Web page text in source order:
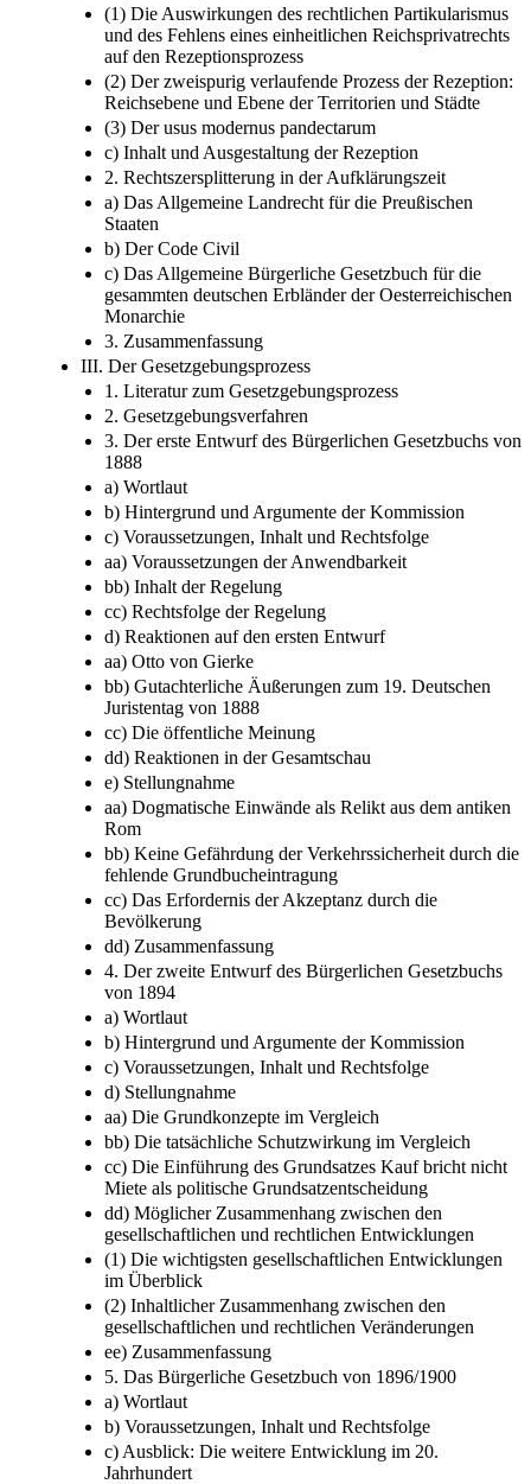
(1) Die Auswirkungen des rechtlichen Partikularismus
und des Fehlens eines einheitlichen Reichsprivatrechts
auf den Rezeptionsprozess
(2) Der zweispurig verlaufende Prozess der Rezeption:
Reichsebene und Ebene der Territorien und Städte
(3) Der usus modernus pandectarum
c) Inhalt und Ausgestaltung der Rezeption
2. Rechtszersplitterung in der Aufklärungszeit
a) Das Allgemeine Landrecht für die Preußischen
Staaten
b) Der Code Civil
c) Das Allgemeine Bürgerliche Gesetzbuch für die
gesammten deutschen Erbländer der Oesterreichischen
Monarchie
3. Zusammenfassung
III. Der Gesetzgebungsprozess
1. Literatur zum Gesetzgebungsprozess
2. Gesetzgebungsverfahren
3. Der erste Entwurf des Bürgerlichen Gesetzbuchs von
1888
a) Wortlaut
b) Hintergrund und Argumente der Kommission
c) Voraussetzungen, Inhalt und Rechtsfolge
aa) Voraussetzungen der Anwendbarkeit
bb) Inhalt der Regelung
cc) Rechtsfolge der Regelung
d) Reaktionen auf den ersten Entwurf
aa) Otto von Gierke
bb) Gutachterliche Äußerungen zum 19. Deutschen
Juristentag von 1888
cc) Die öffentliche Meinung
dd) Reaktionen in der Gesamtschau
e) Stellungnahme
aa) Dogmatische Einwände als Relikt aus dem antiken
Rom
bb) Keine Gefährdung der Verkehrssicherheit durch die
fehlende Grundbucheintragung
cc) Das Erfordernis der Akzeptanz durch die
Bevölkerung
dd) Zusammenfassung
4. Der zweite Entwurf des Bürgerlichen Gesetzbuchs
von 1894
a) Wortlaut
b) Hintergrund und Argumente der Kommission
c) Voraussetzungen, Inhalt und Rechtsfolge
d) Stellungnahme
aa) Die Grundkonzepte im Vergleich
bb) Die tatsächliche Schutzwirkung im Vergleich
cc) Die Einführung des Grundsatzes Kauf bricht nicht
Miete als politische Grundsatzentscheidung
dd) Möglicher Zusammenhang zwischen den
gesellschaftlichen und rechtlichen Entwicklungen
(1) Die wichtigsten gesellschaftlichen Entwicklungen
im Überblick
(2) Inhaltlicher Zusammenhang zwischen den
gesellschaftlichen und rechtlichen Veränderungen
ee) Zusammenfassung
5. Das Bürgerliche Gesetzbuch von 1896/1900
a) Wortlaut
b) Voraussetzungen, Inhalt und Rechtsfolge
c) Ausblick: Die weitere Entwicklung im 20.
Jahrhundert